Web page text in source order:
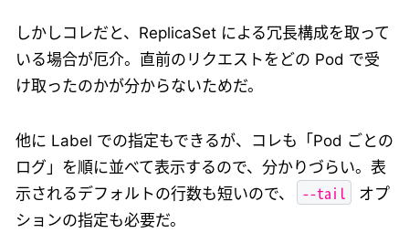
しかしコレだと、ReplicaSet による冗長構成を取って
いる場合が厄介。直前のリクエストをどの Pod で受
け取ったのかが分からないためだ。
他に Label での指定もできるが、コレも「Pod ごとの
ログ」を順に並べて表示するので、分かりづらい。表
示されるデフォルトの行数も短いので、
--tail
オプ
ションの指定も必要だ。